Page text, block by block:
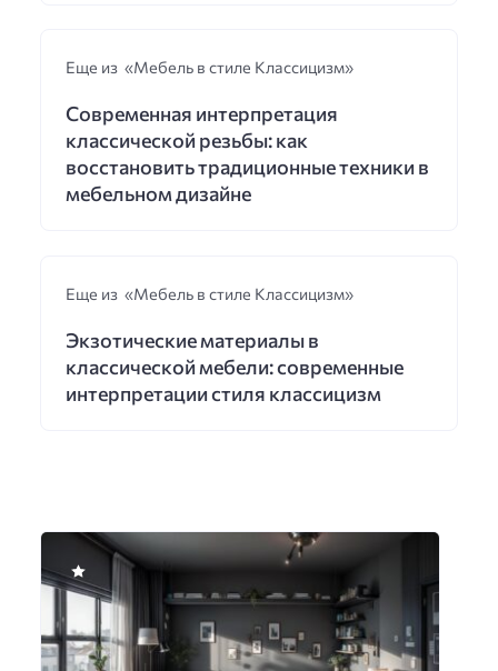
Еще из «Мебель в стиле Классицизм»
Современная интерпретация
классической резьбы: как
восстановить традиционные техники в
мебельном дизайне
Еще из «Мебель в стиле Классицизм»
Экзотические материалы в
классической мебели: современные
интерпретации стиля классицизм